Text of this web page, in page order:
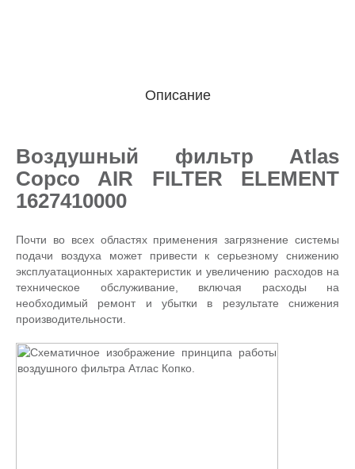
Описание
Воздушный фильтр Atlas
Copco AIR FILTER ELEMENT
1627410000
Почти во всех областях применения загрязнение системы
подачи воздуха может привести к серьезному снижению
эксплуатационных характеристик и увеличению расходов на
техническое обслуживание, включая расходы на
необходимый ремонт и убытки в результате снижения
производительности.